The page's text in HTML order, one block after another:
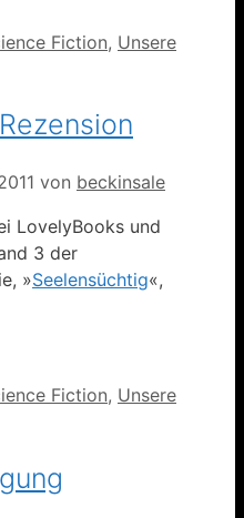
Fiction, Unsere
von beckinsale
LovelyBooks und
3 der
»Seelensüchtig«,
Fiction, Unsere